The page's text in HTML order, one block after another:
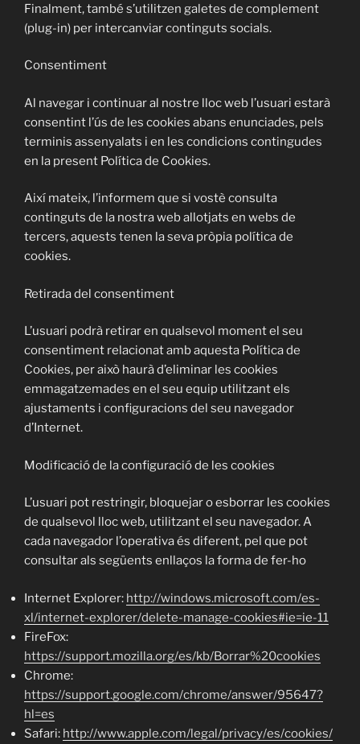
Finalment, també s’utilitzen galetes de complement
(plug-in) per intercanviar continguts socials.
Consentiment
Al navegar i continuar al nostre lloc web l’usuari estarà
consentint l’ús de les cookies abans enunciades, pels
terminis assenyalats i en les condicions contingudes
en la present Política de Cookies.
Així mateix, l’informem que si vostè consulta
continguts de la nostra web allotjats en webs de
tercers, aquests tenen la seva pròpia política de
cookies.
Retirada del consentiment
L’usuari podrà retirar en qualsevol moment el seu
consentiment relacionat amb aquesta Política de
Cookies, per això haurà d’eliminar les cookies
emmagatzemades en el seu equip utilitzant els
ajustaments i configuracions del seu navegador
d’Internet.
Modificació de la configuració de les cookies
L’usuari pot restringir, bloquejar o esborrar les cookies
de qualsevol lloc web, utilitzant el seu navegador. A
cada navegador l’operativa és diferent, pel que pot
consultar als següents enllaços la forma de fer-ho
Internet Explorer: http://windows.microsoft.com/es-
xl/internet-explorer/delete-manage-cookies#ie=ie-11
FireFox:
https://support.mozilla.org/es/kb/Borrar%20cookies
Chrome:
https://support.google.com/chrome/answer/95647?
hl=es
Safari: http://www.apple.com/legal/privacy/es/cookies/